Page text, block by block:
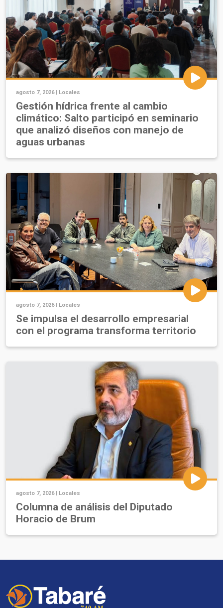
agosto 7, 2026 | Locales
Gestión hídrica frente al cambio
climático: Salto participó en seminario
que analizó diseños con manejo de
aguas urbanas
agosto 7, 2026 | Locales
Se impulsa el desarrollo empresarial
con el programa transforma territorio
agosto 7, 2026 | Locales
Columna de análisis del Diputado
Horacio de Brum